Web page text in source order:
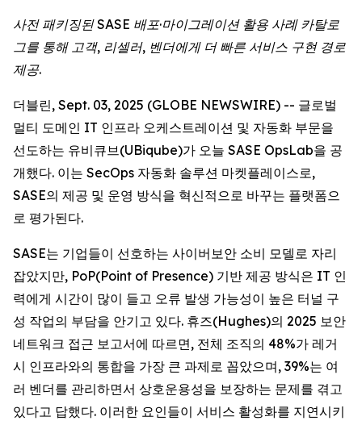
사전 패키징된 SASE 배포·마이그레이션 활용 사례 카탈로
그를 통해 고객, 리셀러, 벤더에게 더 빠른 서비스 구현 경로
제공.
더블린, Sept. 03, 2025 (GLOBE NEWSWIRE) -- 글로벌
멀티 도메인 IT 인프라 오케스트레이션 및 자동화 부문을
선도하는 유비큐브(UBiqube)가 오늘 SASE OpsLab을 공
개했다. 이는 SecOps 자동화 솔루션 마켓플레이스로,
SASE의 제공 및 운영 방식을 혁신적으로 바꾸는 플랫폼으
로 평가된다.
SASE는 기업들이 선호하는 사이버보안 소비 모델로 자리
잡았지만, PoP(Point of Presence) 기반 제공 방식은 IT 인
력에게 시간이 많이 들고 오류 발생 가능성이 높은 터널 구
성 작업의 부담을 안기고 있다. 휴즈(Hughes)의 2025 보안
네트워크 접근 보고서에 따르면, 전체 조직의 48%가 레거
시 인프라와의 통합을 가장 큰 과제로 꼽았으며, 39%는 여
러 벤더를 관리하면서 상호운용성을 보장하는 문제를 겪고
있다고 답했다. 이러한 요인들이 서비스 활성화를 지연시키